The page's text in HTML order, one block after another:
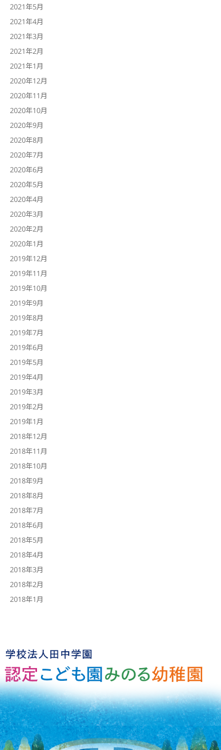
2021年5月
2021年4月
2021年3月
2021年2月
2021年1月
2020年12月
2020年11月
2020年10月
2020年9月
2020年8月
2020年7月
2020年6月
2020年5月
2020年4月
2020年3月
2020年2月
2020年1月
2019年12月
2019年11月
2019年10月
2019年9月
2019年8月
2019年7月
2019年6月
2019年5月
2019年4月
2019年3月
2019年2月
2019年1月
2018年12月
2018年11月
2018年10月
2018年9月
2018年8月
2018年7月
2018年6月
2018年5月
2018年4月
2018年3月
2018年2月
2018年1月